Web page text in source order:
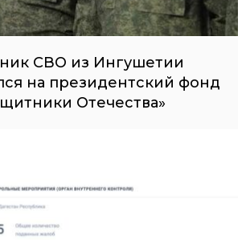
СВО из Ингушетии
на президентский фонд
Отечества»